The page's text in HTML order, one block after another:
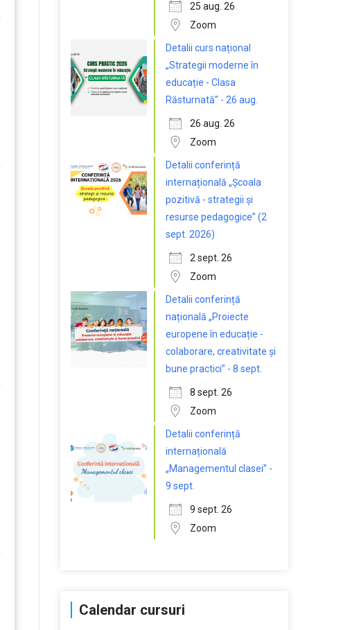
25 aug. 26
Zoom
Detalii curs național
„Strategii moderne în
educație - Clasa
Răsturnată” - 26 aug.
26 aug. 26
Zoom
Detalii conferință
internațională „Școala
pozitivă - strategii și
resurse pedagogice” (2
sept. 2026)
2 sept. 26
Zoom
Detalii conferință
națională „Proiecte
europene în educație -
colaborare, creativitate și
bune practici” - 8 sept.
8 sept. 26
Zoom
Detalii conferință
internațională
„Managementul clasei” -
9 sept.
9 sept. 26
Zoom
Calendar cursuri